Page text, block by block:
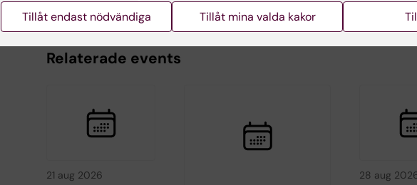
Relaterade events
21 aug 2026 28 aug
Tillåt endast nödvändiga Tillåt mina valda kakor